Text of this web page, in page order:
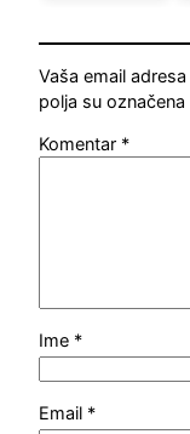
Vaša email
polja su označena
Komentar *
Ime *
Email *